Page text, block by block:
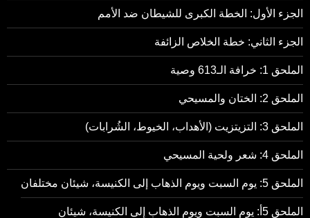
الجزء الأول: الخطة الكبرى للشيطان ضد الأمم
الجزء الثاني: خطة الخلاص الزائفة
الملحق 1: خرافة الـ613 وصية
الملحق 2: الختان والمسيحي
الملحق 3: التزيتزيت (الأهداب، الخيوط، الشُرابات)
الملحق 4: شعر ولحية المسيحي
الملحق 5: يوم السبت ويوم الذهاب إلى الكنيسة، شيئان مختلفان
الملحق 5أ: يوم السبت ويوم الذهاب إلى الكنيسة، شيئان